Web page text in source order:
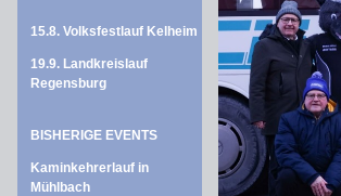
15.8. Volksfestlauf Kelheim
19.9. Landkreislauf
Regensburg
BISHERIGE EVENTS
Kaminkehrerlauf in
Mühlbach